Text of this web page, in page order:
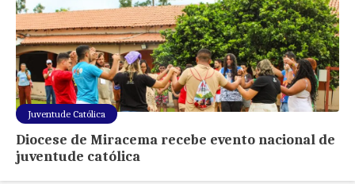
Juventude Católica
Diocese de Miracema recebe evento nacional de
juventude católica